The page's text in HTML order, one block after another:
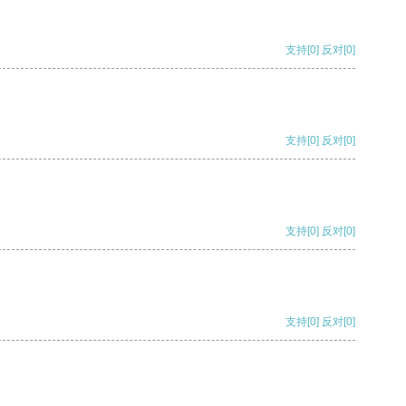
支持[0] 反对[0]
支持[0] 反对[0]
支持[0] 反对[0]
支持[0] 反对[0]